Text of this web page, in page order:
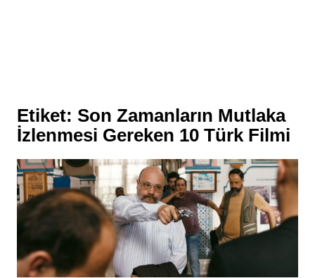
Etiket: Son Zamanların Mutlaka
İzlenmesi Gereken 10 Türk Filmi